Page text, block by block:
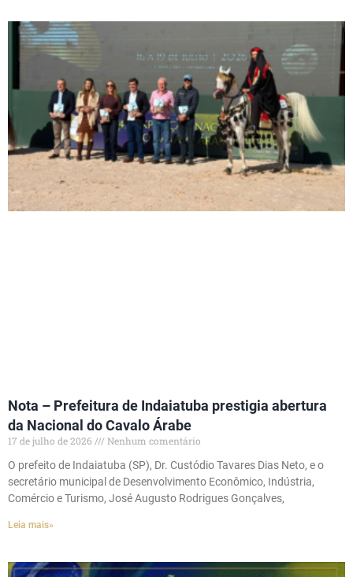
Nota – Prefeitura de Indaiatuba prestigia abertura
da Nacional do Cavalo Árabe
17 de julho de 2026
Nenhum comentário
O prefeito de Indaiatuba (SP), Dr. Custódio Tavares Dias Neto, e o
secretário municipal de Desenvolvimento Econômico, Indústria,
Comércio e Turismo, José Augusto Rodrigues Gonçalves,
Leia mais»